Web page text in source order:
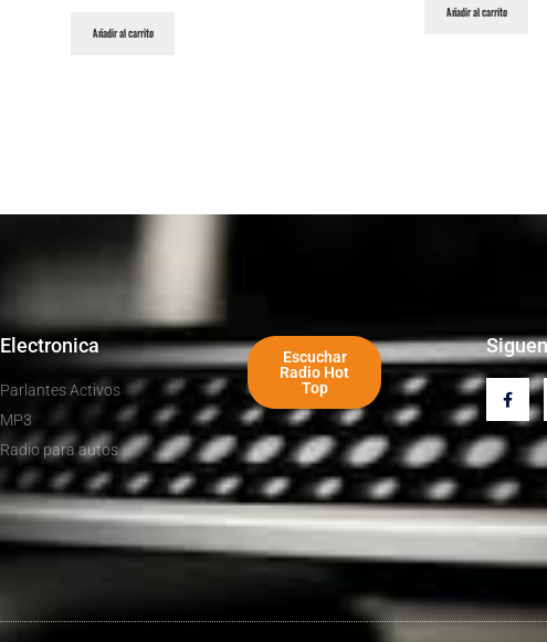
Añadir al carrito
Añadir al carrito
Electronica
Parlantes Activos
MP3
Radio para autos
Escuchar
Radio Hot
Top